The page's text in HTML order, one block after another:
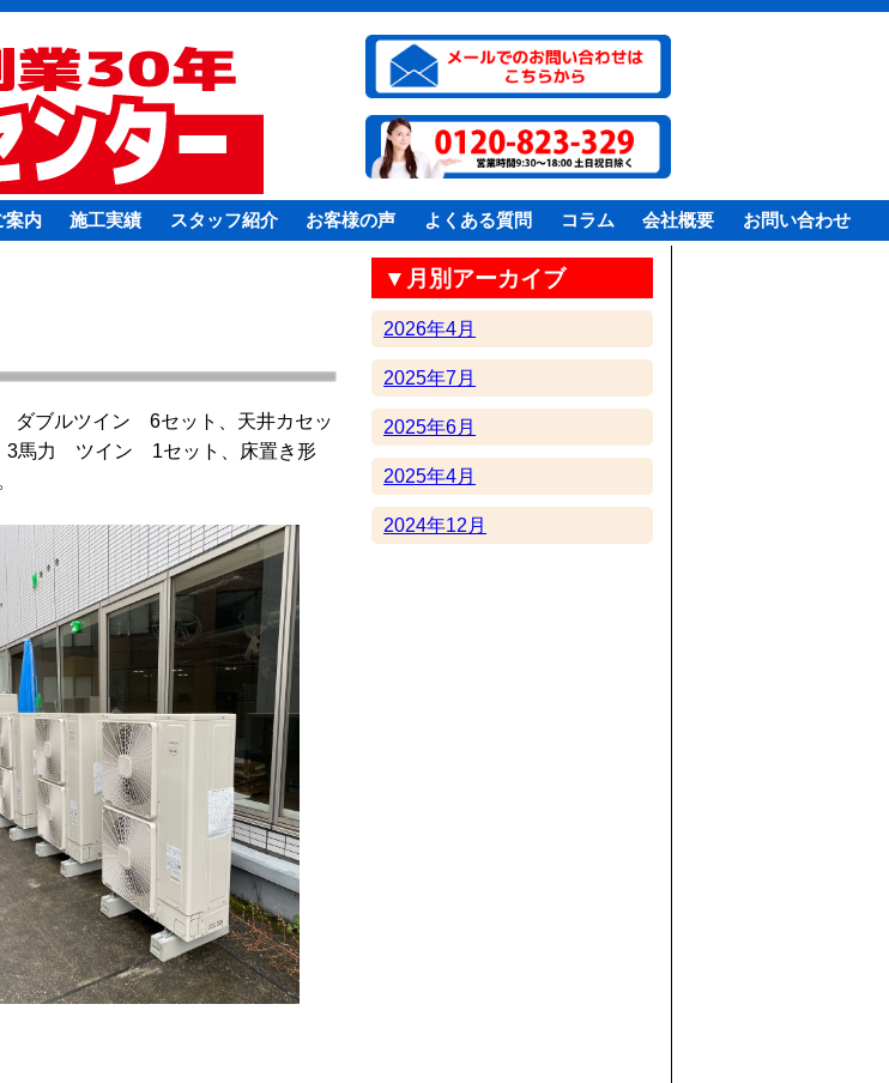
案内 施工実績 スタッフ紹介 お客様の声 よくある質問 コラム 会社概要 お問い合わせ
ブルツイン 6セット、天井カセッ
馬力 ツイン 1セット、床置き形
▼月別アーカイブ
2026年4月
2025年7月
2025年6月
2025年4月
2024年12月